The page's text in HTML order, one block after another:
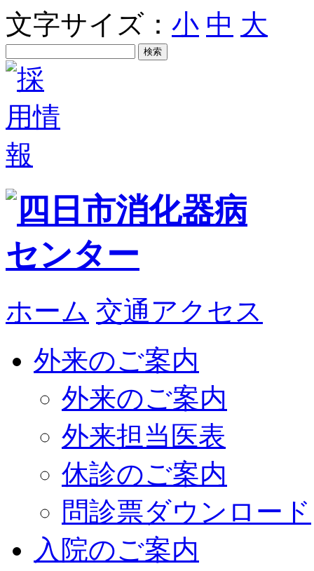
文字サイズ： 小 中 大
ホーム 交通アクセス
外来のご案内
外来のご案内
外来担当医表
休診のご案内
問診票ダウンロード
入院のご案内